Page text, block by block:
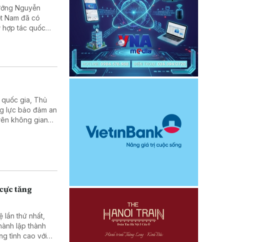
Nguyễn
Nam đã có
hợp tác quốc
quốc gia, Thủ
lực bảo đảm an
không gian
tăng
lần thứ nhất,
lập thành
tình cao với